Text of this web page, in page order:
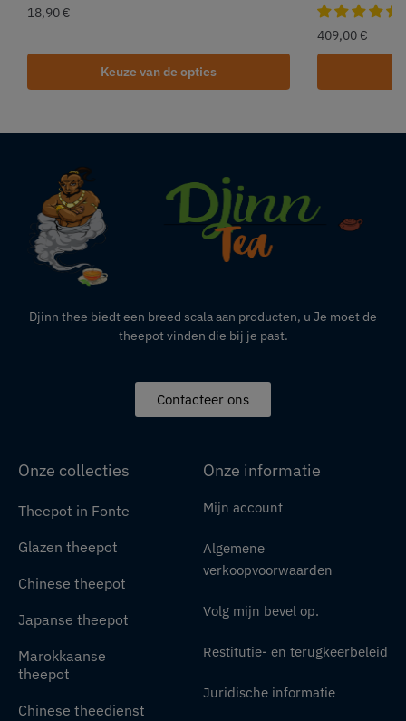
18,90 €
Keuze van de opties
409,00 €
Djinn thee biedt een breed scala aan producten, u Je moet de
theepot vinden die bij je past.
Contacteer ons
Onze collecties
Theepot in Fonte
Glazen theepot
Chinese theepot
Japanse theepot
Marokkaanse
theepot
Chinese theedienst
Onze informatie
Mijn account
Algemene
verkoopvoorwaarden
Volg mijn bevel op.
Restitutie- en terugkeerbeleid
Juridische informatie